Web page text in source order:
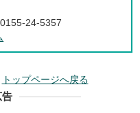
24-5357
トップページへ戻る
告